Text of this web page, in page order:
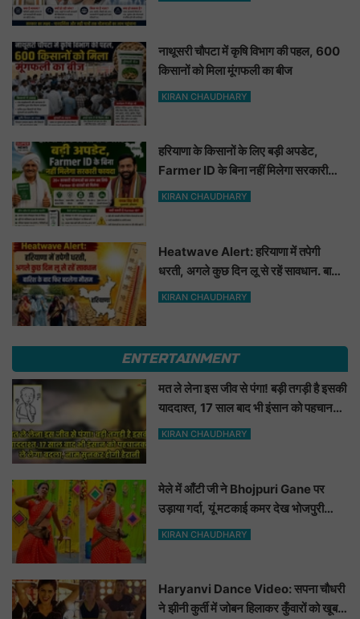
नाथूसरी चौपटा में कृषि विभाग की पहल, 600
किसानों को मिला मूंगफली का बीज
KIRAN CHAUDHARY
हरियाणा के किसानों के लिए बड़ी अपडेट,
Farmer ID के बिना नहीं मिलेगा सरकारी
फायदा
KIRAN CHAUDHARY
Heatwave Alert: हरियाणा में तपेगी
धरती, अगले कुछ दिन लू से रहें सावधान. बारिश
के बाद फिर बदलेगा मौसम
KIRAN CHAUDHARY
ENTERTAINMENT
मत ले लेना इस जीव से पंगा! बड़ी तगड़ी है इसकी
याददाश्त, 17 साल बाद भी इंसान को पहचानकर
ले लेगा बदला, नाम सुनकर होगी हैरानी...
KIRAN CHAUDHARY
मेले में आँटी जी ने Bhojpuri Gane पर
उड़ाया गर्दा, यूं मटकाई कमर देख भोजपुरी
हसीनाएं भी शरमाई a
KIRAN CHAUDHARY
Haryanvi Dance Video: सपना चौधरी
ने झीनी कुर्ती में जोबन हिलाकर कुँवारों को खूब